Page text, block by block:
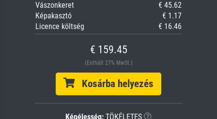
Vászonkeret
€ 45.62
Képakasztó
€ 1.17
Licence költség
€ 16.46
€ 159.45
(Enthält 27% MwSt.)
Kosárba helyezés
Képélesség: TÖKÉLETES